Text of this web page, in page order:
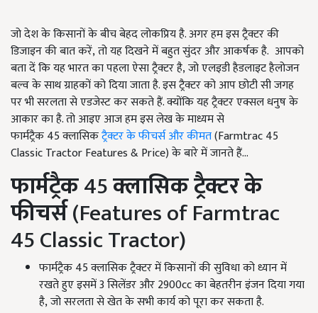
जो देश के किसानों के बीच बेहद लोकप्रिय है. अगर हम इस ट्रैक्टर की
डिजाइन की बात करें, तो यह दिखने में बहुत सुंदर और आकर्षक है. आपको
बता दें कि यह भारत का पहला ऐसा ट्रैक्टर है, जो एलइडी हैडलाइट हैलोजन
बल्व के साथ ग्राहकों को दिया जाता है. इस ट्रैक्टर को आप छोटी सी जगह
पर भी सरलता से एडजेस्ट कर सकते हैं. क्योंकि यह ट्रैक्टर एक्सल धनुष के
आकार का है. तो आइए आज हम इस लेख के माध्यम से
फार्मट्रैक 45क्लासिकट्रैक्टर के फीचर्स और कीमत(Farmtrac 45
Classic Tractor Features & Price)के बारे में जानते हैं...
फार्मट्रैक45क्लासिक ट्रैक्टर के
फीचर्स(Features of Farmtrac
45 Classic Tractor)
फार्मट्रैक 45क्लासिक ट्रैक्टर में किसानों की सुविधा को ध्यान में
रखते हुए इसमें3सिलेंडर और2900cc का बेहतरीन इंजन दिया गया
है, जो सरलता से खेत के सभी कार्य को पूरा कर सकता है.